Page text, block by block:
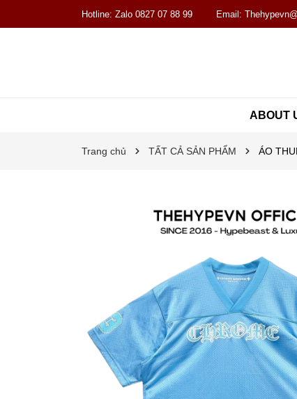
Hotline: Zalo 0827 07 88 99 Email:
ABOUT
Trang chủ TẤT CẢ SẢN PHẨM ÁO